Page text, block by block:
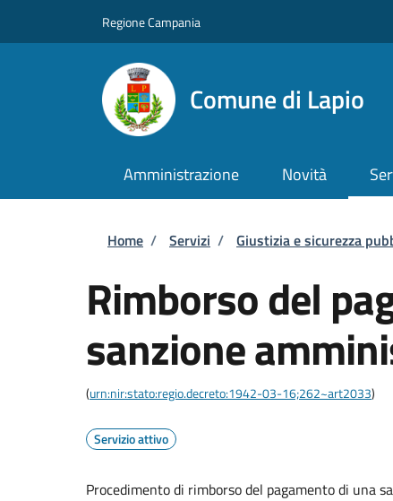
Regione Campania
Comune di Lapio
Amministrazione Novità
Briciole di pane
Home / Servizi / Giustizia e sicurezza
Rimborso del
sanzione
(urn:nir:stato:regio.decreto:1942-03-16;262~art2033)
Servizio attivo
Procedimento di rimborso del pagamento di una